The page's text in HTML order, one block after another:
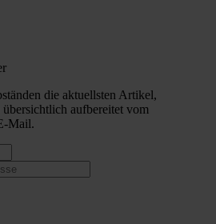
die aktuellsten Artikel,
aufbereitet vom
Mail.